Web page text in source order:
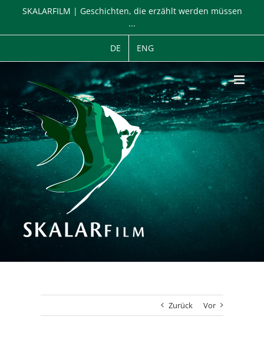
SKALARFILM | Geschichten, die erzählt werden müssen
...
DE ENG
Zurück Vor